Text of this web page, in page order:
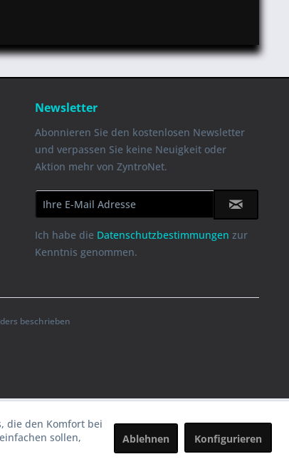
Newsletter
Abonnieren Sie den kostenlosen Newsletter
und verpassen Sie keine Neuigkeit oder
Aktion mehr von ZyntroNet.
Ich habe die Datenschutzbestimmungen zur
Kenntnis genommen.
beschrieben
die den Komfort bei
sollen,
Ablehnen Konfigurieren